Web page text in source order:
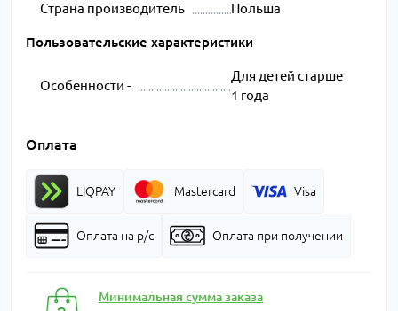
Страна производитель Польша
Пользовательские характеристики
Особенности -
Для детей старше
1 года
Оплата
LIQPAY Mastercard Visa
Оплата на р/с Оплата при получении
Минимальная сумма заказа